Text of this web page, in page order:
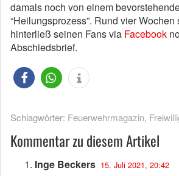
damals noch von einem
“Heilungsprozess”. Rund vier Wochen
hinterließ seinen Fans via Facebook
Abschiedsbrief.
Schlagwörter: Feuerwehrmagazin,
Kommentar zu diesem Artikel
Inge Beckers 15. Juli 2021, 20:42